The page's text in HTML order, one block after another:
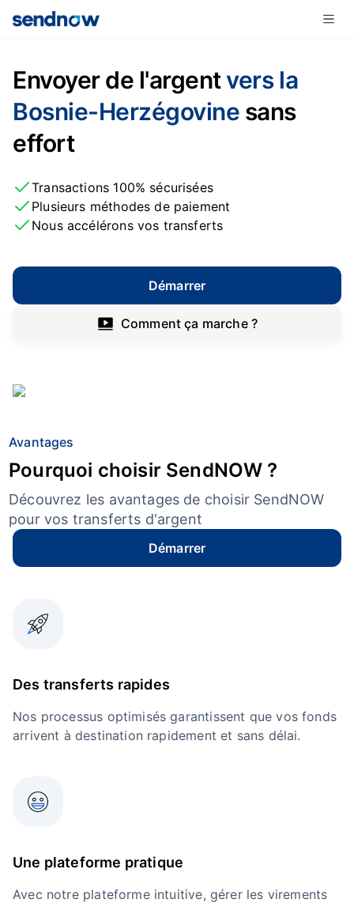
Envoyer de l'argentvers la
Bosnie-Herzégovine sans
effort
Transactions 100% sécurisées
Plusieurs méthodes de paiement
Nous accélérons vos transferts
Démarrer
Comment ça marche ?
Avantages
Pourquoi choisir SendNOW ?
Découvrez les avantages de choisir SendNOW
pour vos transferts d'argent
Démarrer
Des transferts rapides
Nos processus optimisés garantissent que vos fonds
arrivent à destination rapidement et sans délai.
Une plateforme pratique
Avec notre plateforme intuitive, gérer les virements